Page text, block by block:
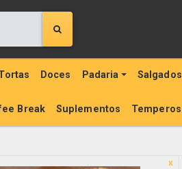
Doces Padaria Salgados
Break Suplementos Temperos
x